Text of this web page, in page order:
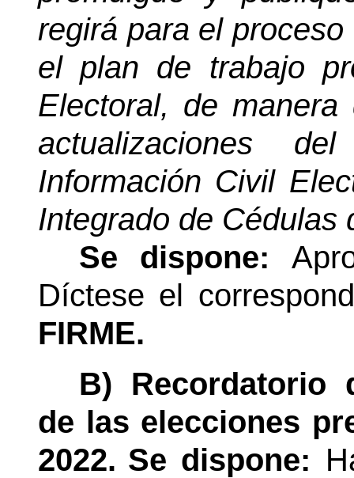
regirá para el
el plan de trabajo
Electoral, de
actualizaciones
Información Civil
Integrado de Cédulas
Se dispone:
Díctese el
FIRME.
B) Recordatorio
de las elecciones
2022. Se dispone: